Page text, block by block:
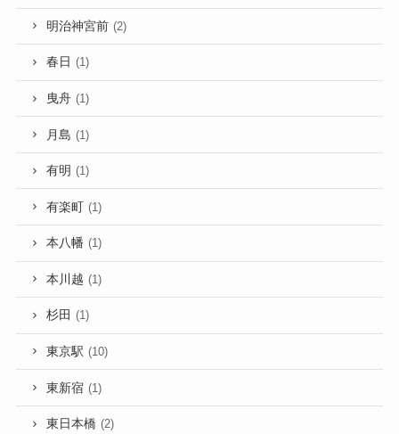
明治神宮前 (2)
春日 (1)
曳舟 (1)
月島 (1)
有明 (1)
有楽町 (1)
本八幡 (1)
本川越 (1)
杉田 (1)
東京駅 (10)
東新宿 (1)
東日本橋 (2)